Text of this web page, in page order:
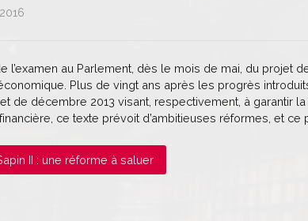
l’examen au Parlement, dès le mois de mai, du projet
Plus de vingt ans après les progrès
de décembre 2013 visant, respectivement, à garantir
ce texte prévoit d’ambitieuses réformes, et ce
II : une réforme à saluer